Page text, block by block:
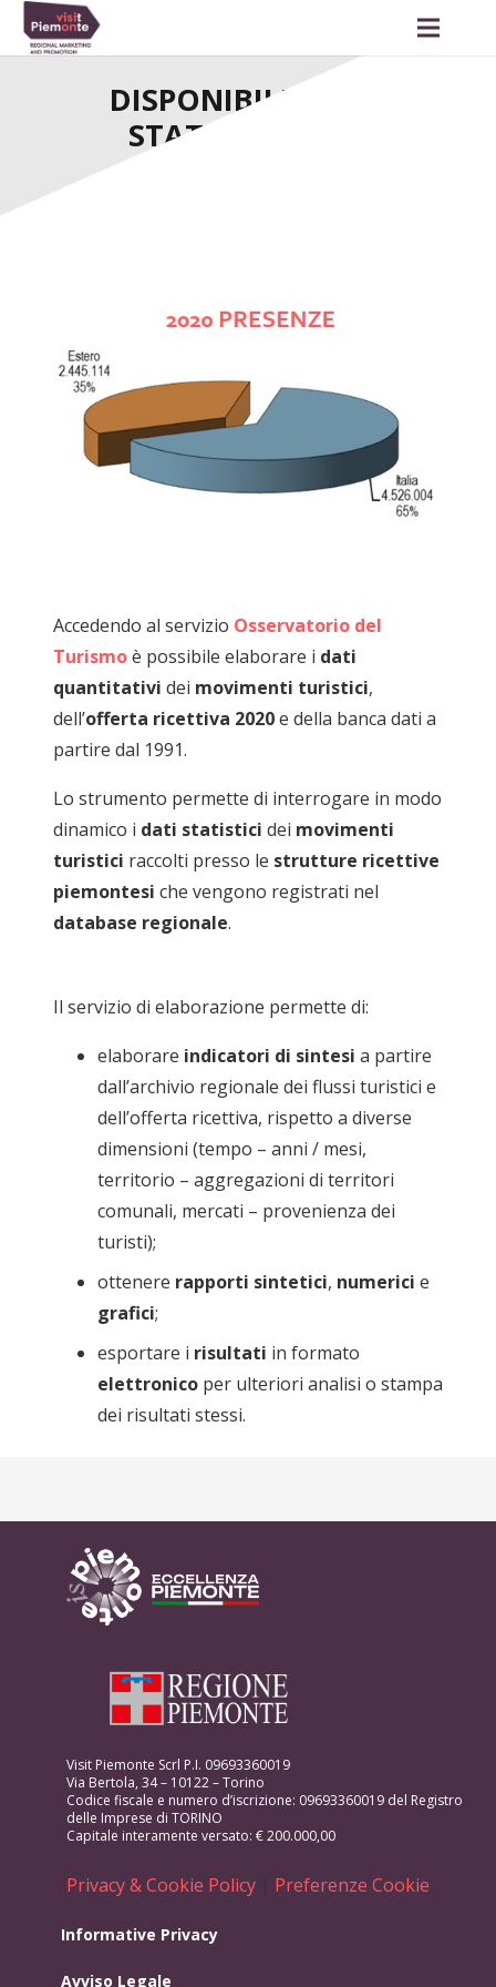
DISPONIBILI I DATI
STATISTICI 2020
Accedendo al servizio Osservatorio del
Turismoè possibile elaborare i dati
quantitativi dei movimenti turistici,
dell’offerta ricettiva 2020e della banca dati a
partire dal 1991.
Lo strumento permette di interrogare in modo
dinamico i dati statistici dei movimenti
turistici raccolti presso le strutture ricettive
piemontesi che vengono registrati nel
database regionale.
Il servizio di elaborazione permette di:
elaborare indicatori di sintesi a partire
dall’archivio regionale dei flussi turistici e
dell’offerta ricettiva, rispetto a diverse
dimensioni (tempo – anni / mesi,
territorio – aggregazioni di territori
comunali, mercati – provenienza dei
turisti);
ottenere rapporti sintetici, numerici e
grafici;
esportare i risultati in formato
elettronico per ulteriori analisi o stampa
dei risultati stessi.
Visit Piemonte Scrl P.I. 09693360019
Via Bertola, 34 – 10122 – Torino
Codice fiscale e numero d’iscrizione: 09693360019 del Registro
delle Imprese di TORINO
Capitale interamente versato: € 200.000,00
Privacy & Cookie Policy | Preferenze Cookie
Informative Privacy
Avviso Legale